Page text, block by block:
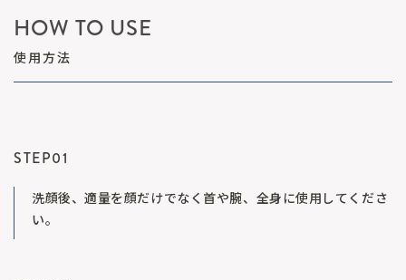
HOW TO USE
使用方法
STEP01
洗顔後、適量を顔だけでなく首や腕、全身に使用してくださ
い。